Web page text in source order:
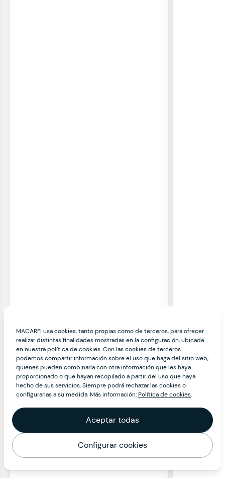
MACARFI usa cookies, tanto propias como de terceros, para ofrecer
realizar distintas finalidades mostradas en la configuración, ubicada
en nuestra política de cookies. Con las cookies de terceros
podemos compartir información sobre el uso que haga del sitio web,
quienes pueden combinarla con otra información que les haya
proporcionado o que hayan recopilado a partir del uso que haya
hecho de sus servicios. Siempre podrá rechazar las cookies o
configurarlas a su medida. Más información:Política de cookies.
Aceptar todas
Configurar cookies